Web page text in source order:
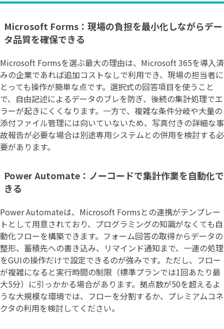
Microsoft Forms：現場の負担を最小化しながらデー
タ品質を確保できる
Microsoft Formsを選ぶ最大の理由は、Microsoft 365を導入済
みの企業であれば追加コストなしで利用でき、現場の担当者に
とっても操作が簡単な点です。選択式の回答項目を使うこと
で、自由記述によるデータのブレを防ぎ、後続の集計処理でエ
ラーが起きにくくなります。一方で、複雑な条件分岐や大量の
添付ファイル管理には向いていないため、写真付きの詳細な事
故報告が必要な場合は別途専用システムとの併用を検討する必
要があります。
Power Automate：ノーコードで集計作業を自動化で
きる
Power Automateは、Microsoft Formsとの連携がテンプレー
トとして用意されており、プログラミングの知識がなくても自
動化フローを構築できます。フォーム回答の取得からデータの
整形、蓄積先への書き込み、リマインド通知まで、一連の処理
をGUIの操作だけで設定できるのが強みです。ただし、フロー
が複雑になると実行時間の制限（標準プランでは1回あたり最
大5分）に引っかかる場合があります。拠点数が50を超えるよ
うな大規模な環境では、フローを分割するか、プレミアムコネ
クタの利用を検討してください。